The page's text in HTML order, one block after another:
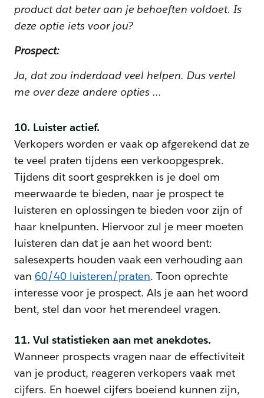
product dat beter aan je behoeften voldoet. Is
deze optie iets voor jou?
Prospect:
Ja, dat zou inderdaad veel helpen. Dus vertel
me over deze andere opties ...
10. Luister actief.
Verkopers worden er vaak op afgerekend dat ze
te veel praten tijdens een verkoopgesprek.
Tijdens dit soort gesprekken is je doel om
meerwaarde te bieden, naar je prospect te
luisteren en oplossingen te bieden voor zijn of
haar knelpunten. Hiervoor zul je meer moeten
luisteren dan dat je aan het woord bent:
salesexperts houden vaak een verhouding aan
van 60/40 luisteren/praten. Toon oprechte
interesse voor je prospect. Als je aan het woord
bent, stel dan voor het merendeel vragen.
11. Vul statistieken aan met anekdotes.
Wanneer prospects vragen naar de effectiviteit
van je product, reageren verkopers vaak met
cijfers. En hoewel cijfers boeiend kunnen zijn,